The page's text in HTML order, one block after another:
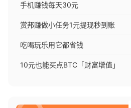
手机赚钱每天30元
赏邦赚做小任务1元提现秒到账
吃喝玩乐用它都省钱
10元也能买点BTC「财富增值」